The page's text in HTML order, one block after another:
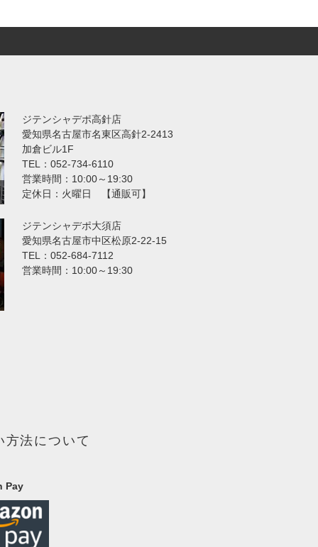
ジテンシャデポ高針店
愛知県名古屋市名東区高針2-2413
加倉ビル1F
TEL：052-734-6110
営業時間：10:00～19:30
定休日：火曜日 【通販可】
ジテンシャデポ大須店
愛知県名古屋市中区松原2-22-15
TEL：052-684-7112
営業時間：10:00～19:30
方法について
Pay